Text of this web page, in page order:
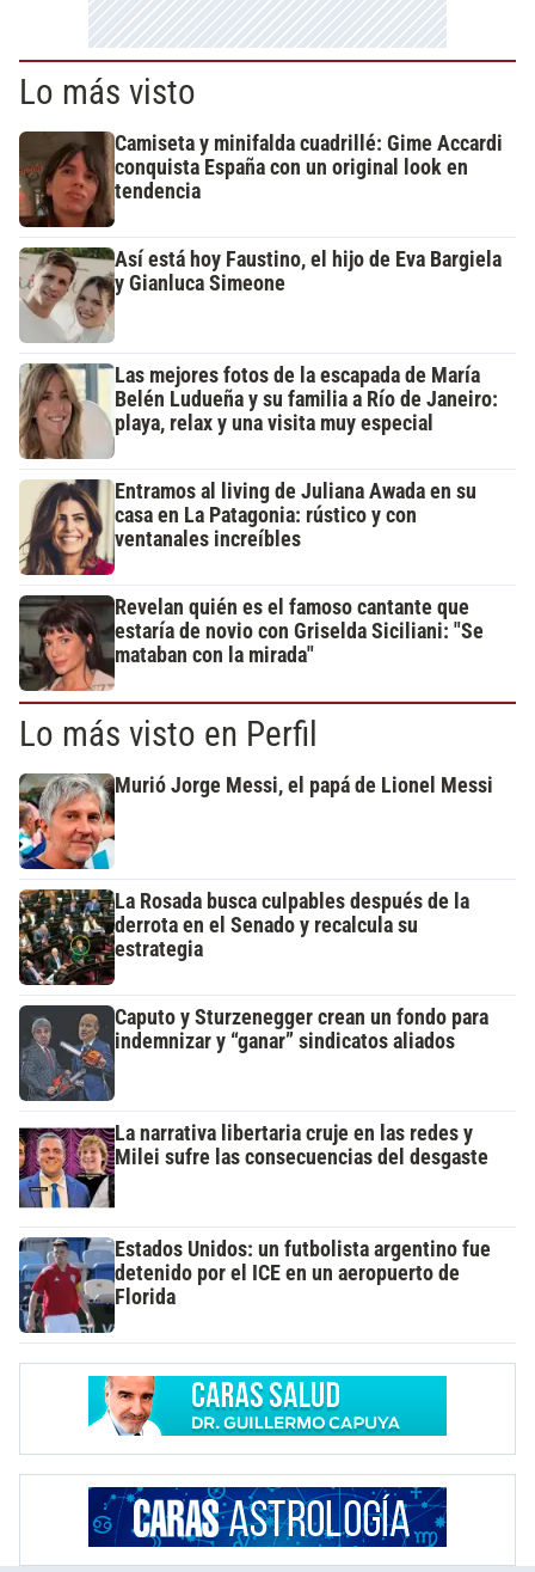
Lo más visto
Camiseta y minifalda cuadrillé: Gime Accardi
conquista España con un original look en
tendencia
Así está hoy Faustino, el hijo de Eva Bargiela
y Gianluca Simeone
Las mejores fotos de la escapada de María
Belén Ludueña y su familia a Río de Janeiro:
playa, relax y una visita muy especial
Entramos al living de Juliana Awada en su
casa en La Patagonia: rústico y con
ventanales increíbles
Revelan quién es el famoso cantante que
estaría de novio con Griselda Siciliani: "Se
mataban con la mirada"
Lo más visto en Perfil
Murió Jorge Messi, el papá de Lionel Messi
La Rosada busca culpables después de la
derrota en el Senado y recalcula su
estrategia
Caputo y Sturzenegger crean un fondo para
indemnizar y “ganar” sindicatos aliados
La narrativa libertaria cruje en las redes y
Milei sufre las consecuencias del desgaste
Estados Unidos: un futbolista argentino fue
detenido por el ICE en un aeropuerto de
Florida